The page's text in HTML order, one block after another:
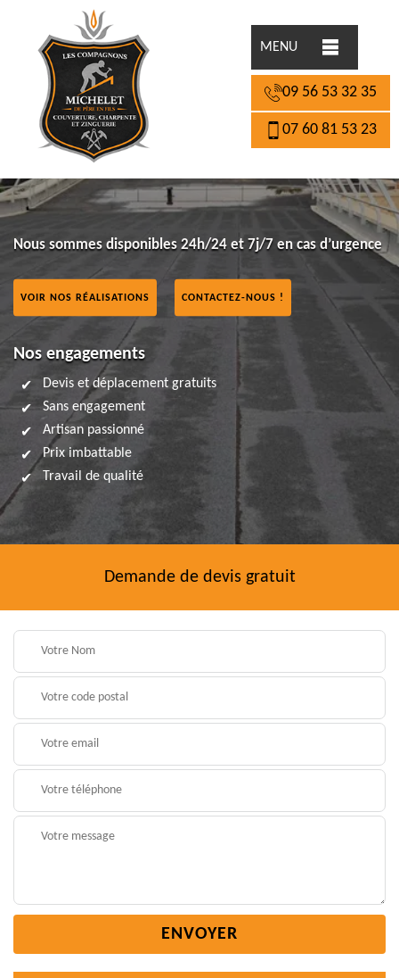
MENU
09 56 53 32 35
07 60 81 53 23
Nous sommes disponibles 24h/24 et 7j/7 en cas d’urgence
VOIR NOS RÉALISATIONS CONTACTEZ-NOUS !
Nos engagements
Devis et déplacement gratuits
Sans engagement
Artisan passionné
Prix imbattable
Travail de qualité
Demande de devis gratuit